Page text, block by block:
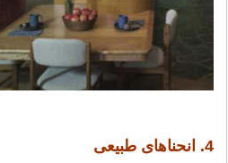
4. انحناهای طبیعی